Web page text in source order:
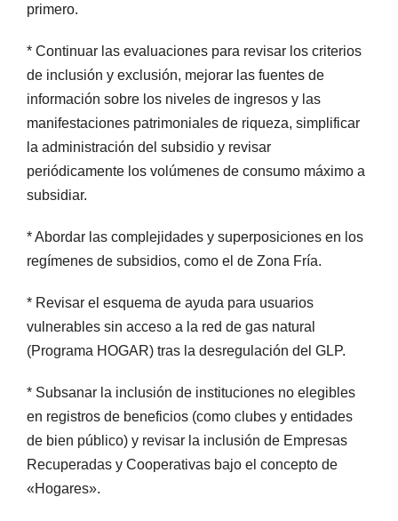
primero.
* Continuar las evaluaciones para revisar los criterios
de inclusión y exclusión, mejorar las fuentes de
información sobre los niveles de ingresos y las
manifestaciones patrimoniales de riqueza, simplificar
la administración del subsidio y revisar
periódicamente los volúmenes de consumo máximo a
subsidiar.
* Abordar las complejidades y superposiciones en los
regímenes de subsidios, como el de Zona Fría.
* Revisar el esquema de ayuda para usuarios
vulnerables sin acceso a la red de gas natural
(Programa HOGAR) tras la desregulación del GLP.
* Subsanar la inclusión de instituciones no elegibles
en registros de beneficios (como clubes y entidades
de bien público) y revisar la inclusión de Empresas
Recuperadas y Cooperativas bajo el concepto de
«Hogares».